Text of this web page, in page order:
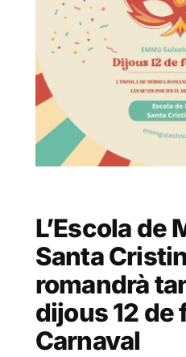
L’Escola de
Santa
romandrà
dijous 12 de
Carnaval